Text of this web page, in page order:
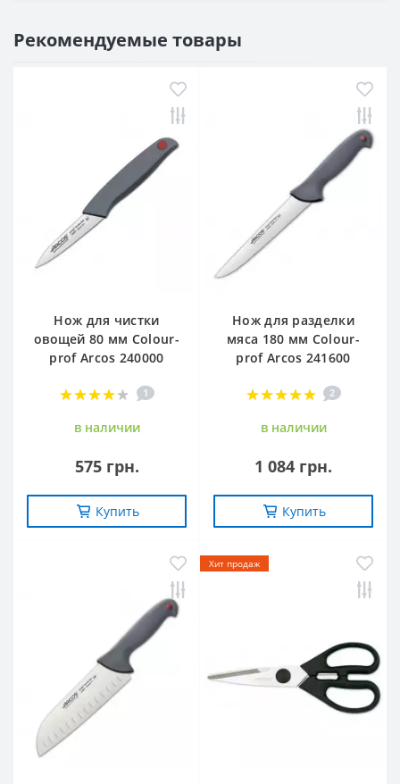
Рекомендуемые товары
Нож для чистки
овощей 80 мм Сolour-
prof Arcos 240000
1
в наличии
575 грн.
Купить
Нож для разделки
мяса 180 мм Сolour-
prof Arcos 241600
2
в наличии
1 084 грн.
Купить
Хит продаж